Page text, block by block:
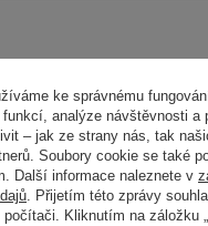
ke správnému
analýze návštěvnosti a
– jak ze strany nás, tak
Soubory cookie se také
Další informace naleznete v
. Přijetím této zprávy
Kliknutím na záložku